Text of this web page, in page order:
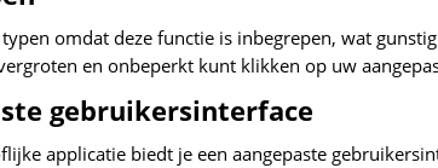
omdat deze functie is inbegrepen, wat
en onbeperkt kunt klikken op uw
gebruikersinterface
applicatie biedt je een aangepaste